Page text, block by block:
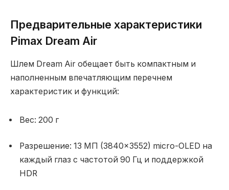
Предварительные характеристики
Pimax Dream Air
Шлем Dream Air обещает быть компактным и
наполненным впечатляющим перечнем
характеристик и функций:
Вес: 200 г
Разрешение: 13 МП (3840×3552) micro-OLED на
каждый глаз с частотой 90 Гц и поддержкой
HDR